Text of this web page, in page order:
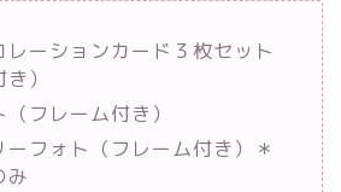
レーションカード３枚セット
）
フレーム付き）
ーフォト（フレーム付き）＊
み